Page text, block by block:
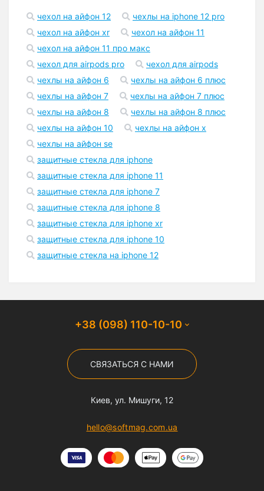
чехол на айфон 12
чехлы на iphone 12 pro
чехол на айфон xr
чехол на айфон 11
чехол на айфон 11 про макс
чехол для airpods pro
чехол для airpods
чехлы на айфон 6
чехлы на айфон 6 плюс
чехлы на айфон 7
чехлы на айфон 7 плюс
чехлы на айфон 8
чехлы на айфон 8 плюс
чехлы на айфон 10
чехлы на айфон x
чехлы на айфон se
защитные стекла для iphone
защитные стекла для iphone 11
защитные стекла для iphone 7
защитные стекла для iphone 8
защитные стекла для iphone xr
защитные стекла для iphone 10
защитные стекла на iphone 12
+38 (098) 110-10-10
СВЯЗАТЬСЯ С НАМИ
Киев, ул. Мишуги, 12
hello@softmag.com.ua